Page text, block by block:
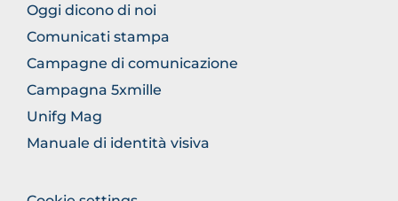
BROWSE
THE
SECTION
Oggi dicono di noi
Comunicati stampa
Campagne di comunicazione
Campagna 5xmille
Unifg Mag
Manuale di identità visiva